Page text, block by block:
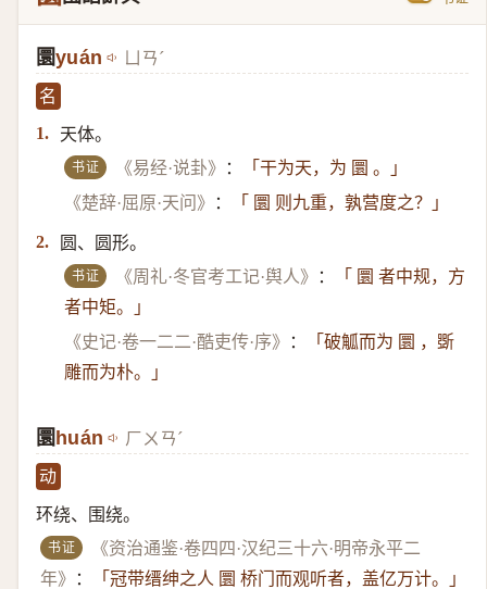
圜yuán ㄩㄢˊ
名
1.
天体。
书证 《易经·说卦》 ：
「干为天，为 圜 。」
《楚辞·屈原·天问》
： 「 圜 则九重，孰营度之？」
2. 圆、圆形。
书证 《周礼·冬官考工记·舆人》 ：
「 圜 者中规，方
者中矩。」
《史记·卷一二二·酷吏传·序》
：
「破觚而为 圜 ，斲
雕而为朴。」
圜 huán ㄏㄨㄢˊ
动
环绕、围绕。
书证
《资治通鉴·卷四四·汉纪三十六·明帝永平二
年》
： 「冠带缙绅之人 圜 桥门而观听者，盖亿万计。」